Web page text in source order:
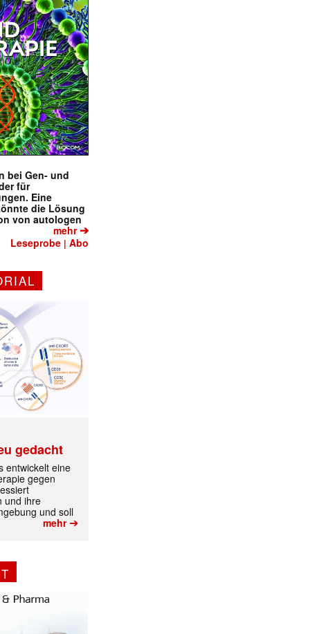
bei Gen- und
für
Eine
die Lösung
von autologen
mehr➔
Leseprobe |Abo
gedacht
entwickelt eine
gegen
und ihre
und soll
mehr➔